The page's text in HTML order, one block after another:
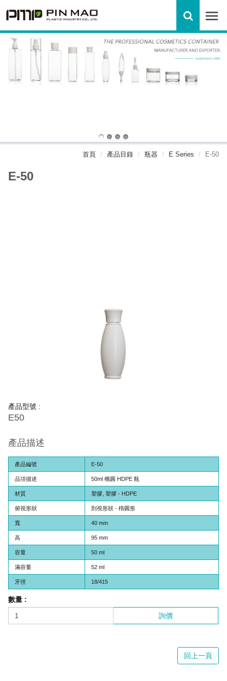
首頁 產品目錄 瓶器 E Series E-50
E-50
產品型號 :
E50
產品描述
產品編號 E-50
品項描述 50ml 橢圓 HDPE 瓶
材質 塑膠, 塑膠 - HDPE
俯視形狀 剖視形狀 - 楕圓形
寬 40 mm
高 95 mm
容量 50 ml
滿容量 52 ml
牙徑 18/415
數量 :
詢價
回上一頁